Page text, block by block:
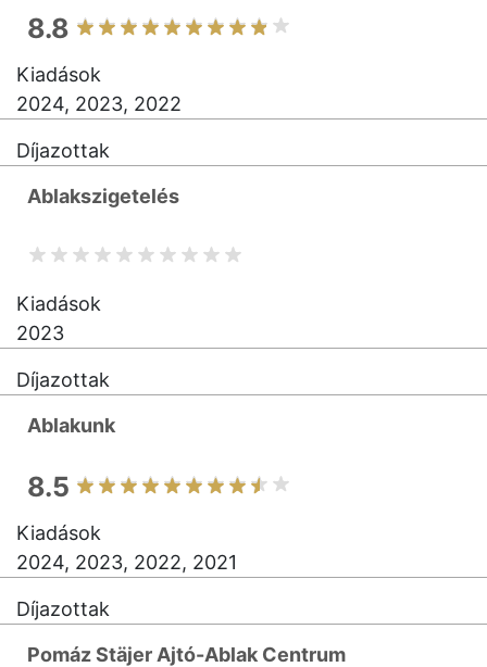
8.8
Kiadások
2024, 2023, 2022
Díjazottak
Ablakszigetelés
Kiadások
2023
Díjazottak
Ablakunk
8.5
Kiadások
2024, 2023, 2022, 2021
Díjazottak
Pomáz Stäjer Ajtó-Ablak Centrum